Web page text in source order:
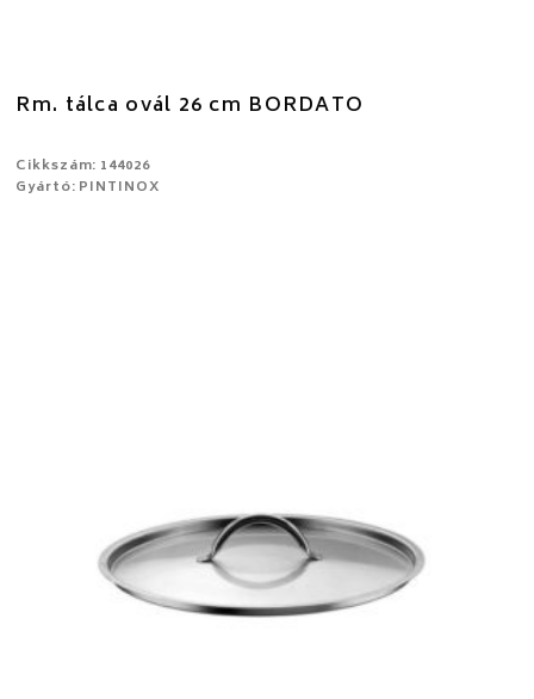
Rm. tálca ovál 26 cm BORDATO
Cikkszám: 144026
Gyártó: PINTINOX